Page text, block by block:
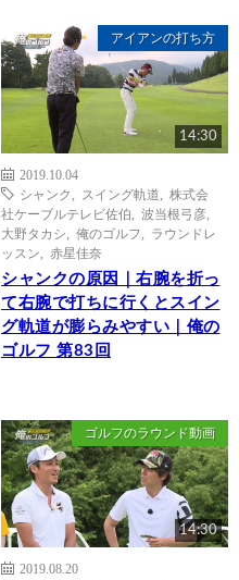
アイアンの打ち方
14:30
2019.10.04
シャンク
スイング軌道
株式会
社ケーブルテレビ佐伯
波当根弓彦
大野タカシ
俺のゴルフ
ラウンドレ
ッスン
赤星佳奈
シャンクの原因｜右腕を折っ
て右腕で打ちに行くとスイン
グ軌道が膨らみやすい｜俺の
ゴルフ 第83回
ゴルフのラウンド動画
14:30
2019.08.20